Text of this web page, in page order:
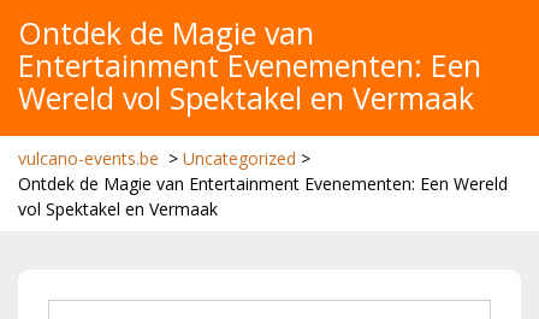
Ontdek de Magie van
Entertainment Evenementen: Een
Wereld vol Spektakel en Vermaak
vulcano-events.be > Uncategorized >
Ontdek de Magie van Entertainment Evenementen: Een Wereld
vol Spektakel en Vermaak